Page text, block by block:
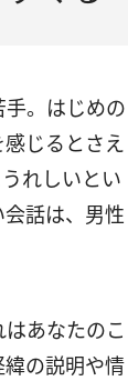
。はじめの
じるとさえ
れしいとい
話は、男性
あなたのこ
の説明や情